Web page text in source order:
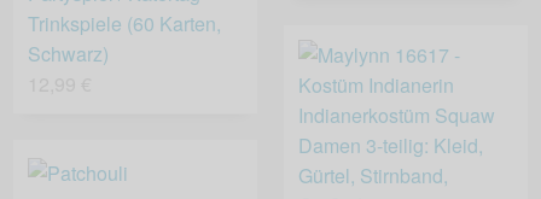
Trinkspiele (60 Karten,
Schwarz)